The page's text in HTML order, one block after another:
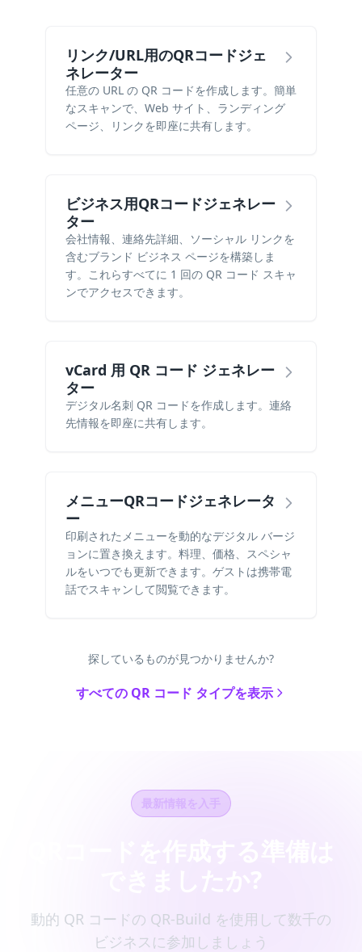
リンク/URL用のQRコードジェ
ネレーター
任意の URL の QR コードを作成します。簡単
なスキャンで、Web サイト、ランディング
ページ、リンクを即座に共有します。
ビジネス用QRコードジェネレー
ター
会社情報、連絡先詳細、ソーシャル リンクを
含むブランド ビジネス ページを構築しま
す。これらすべてに 1 回の QR コード スキャ
ンでアクセスできます。
vCard 用 QR コード ジェネレー
ター
デジタル名刺 QR コードを作成します。連絡
先情報を即座に共有します。
メニューQRコードジェネレータ
ー
印刷されたメニューを動的なデジタル バージ
ョンに置き換えます。料理、価格、スペシャ
ルをいつでも更新できます。ゲストは携帯電
話でスキャンして閲覧できます。
探しているものが見つかりませんか?
すべての QR コード タイプを表示
最新情報を入手
動的 QR コードの QR-Build を使用して数千の
ビジネスに参加しましょう